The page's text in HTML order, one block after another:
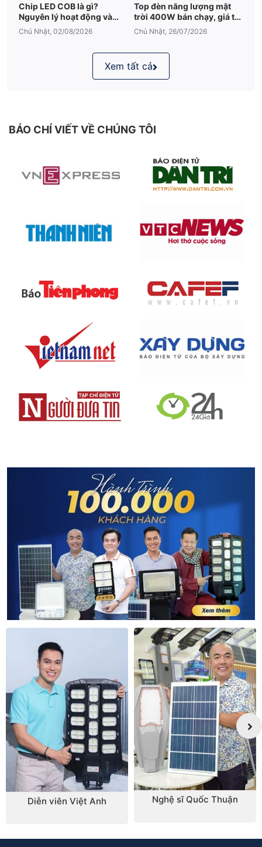
Chip LED COB là gì?
Nguyên lý hoạt động và
những điều cần biết
Chủ Nhật, 02/08/2026
Top đèn năng lượng mặt
trời 400W bán chạy, giá tốt
2026
Chủ Nhật, 26/07/2026
Xem tất cả
BÁO CHÍ VIẾT VỀ CHÚNG TÔI
Diễn viên Việt Anh Nghệ sĩ Quốc Thuận